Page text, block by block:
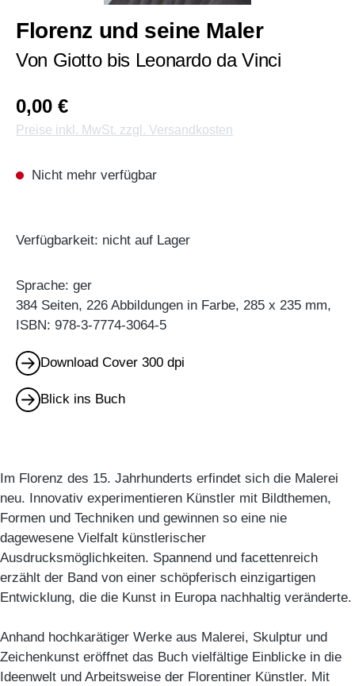
Florenz und seine Maler
Von Giotto bis Leonardo da Vinci
0,00 €
Preise inkl. MwSt. zzgl. Versandkosten
Nicht mehr verfügbar
Verfügbarkeit: nicht auf Lager
Sprache: ger
384 Seiten, 226 Abbildungen in Farbe, 285 x 235 mm,
ISBN: 978-3-7774-3064-5
Download Cover 300 dpi
Blick ins Buch
Im Florenz des 15. Jahrhunderts erfindet sich die Malerei
neu. Innovativ experimentieren Künstler mit Bildthemen,
Formen und Techniken und gewinnen so eine nie
dagewesene Vielfalt künstlerischer
Ausdrucksmöglichkeiten. Spannend und facettenreich
erzählt der Band von einer schöpferisch einzigartigen
Entwicklung, die die Kunst in Europa nachhaltig veränderte.
Anhand hochkarätiger Werke aus Malerei, Skulptur und
Zeichenkunst eröffnet das Buch vielfältige Einblicke in die
Ideenwelt und Arbeitsweise der Florentiner Künstler. Mit